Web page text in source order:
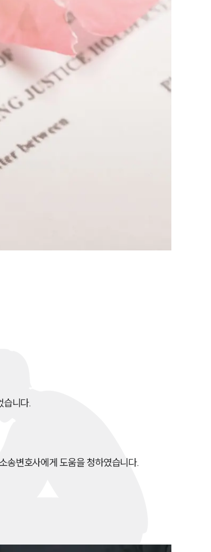
대륜의 강점
오시는 길
글로벌 파트너 로펌
고객의 소리
공지사항
습니다.
송변호사에게 도움을 청하였습니다.